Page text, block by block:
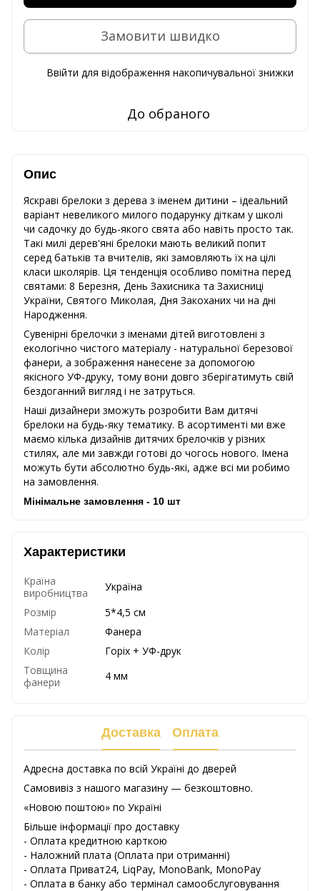
Замовити швидко
Ввійти для відображення накопичувальної знижки
До обраного
Опис
Яскраві брелоки з дерева з іменем дитини – ідеальний
варіант невеликого милого подарунку діткам у школі
чи садочку до будь-якого свята або навіть просто так.
Такі милі дерев'яні брелоки мають великий попит
серед батьків та вчителів, які замовляють їх на цілі
класи школярів. Ця тенденція особливо помітна перед
святами: 8 Березня, День Захисника та Захисниці
України, Святого Миколая, Дня Закоханих чи на дні
Народження.
Сувенірні брелочки з іменами дітей виготовлені з
екологічно чистого матеріалу - натуральної березової
фанери, а зображення нанесене за допомогою
якісного УФ-друку, тому вони довго зберігатимуть свій
бездоганний вигляд і не затруться.
Наші дизайнери зможуть розробити Вам дитячі
брелоки на будь-яку тематику. В асортименті ми вже
маємо кілька дизайнів дитячих брелочків у різних
стилях, але ми завжди готові до чогось нового. Імена
можуть бути абсолютно будь-які, адже всі ми робимо
на замовлення.
Мінімальне замовлення - 10 шт
Характеристики
Країна
виробництва
Україна
Розмір
5*4,5 см
Матеріал
Фанера
Колір
Горіх + УФ-друк
Товщина
фанери
4 мм
Доставка Оплата
Адресна доставка по всій Україні до дверей
Самовивіз з нашого магазину — безкоштовно.
«Новою поштою» по Україні
Більше інформації про доставку
- Оплата кредитною карткою
- Наложний плата (Оплата при отриманні)
- Оплата Приват24, LiqPay, MonoBank, MonoPay
- Оплата в банку або термінал самообслуговування